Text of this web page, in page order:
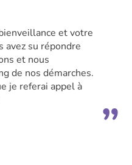
et votre
avez su répondre
et nous
de nos démarches.
je referai appel à